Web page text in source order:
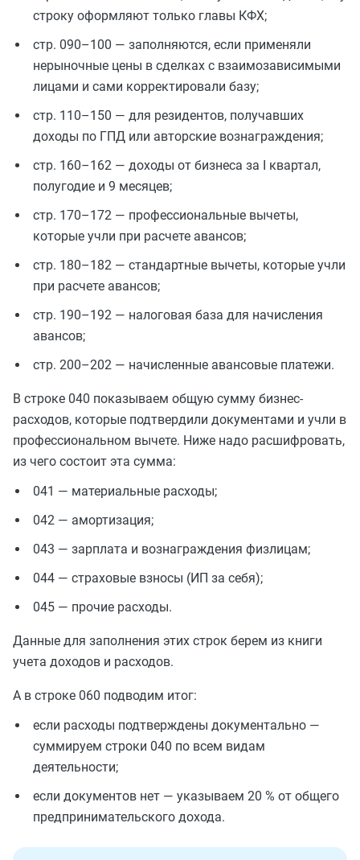
строку оформляют только главы КФХ;
стр. 090–100 — заполняются, если применяли
нерыночные цены в сделках с взаимозависимыми
лицами и сами корректировали базу;
стр. 110–150 — для резидентов, получавших
доходы по ГПД или авторские вознаграждения;
стр. 160–162 — доходы от бизнеса за I квартал,
полугодие и 9 месяцев;
стр. 170–172 — профессиональные вычеты,
которые учли при расчете авансов;
стр. 180–182 — стандартные вычеты, которые учли
при расчете авансов;
стр. 190–192 — налоговая база для начисления
авансов;
стр. 200–202 — начисленные авансовые платежи.
В строке 040 показываем общую сумму бизнес-
расходов, которые подтвердили документами и учли в
профессиональном вычете. Ниже надо расшифровать,
из чего состоит эта сумма:
041 — материальные расходы;
042 — амортизация;
043 — зарплата и вознаграждения физлицам;
044 — страховые взносы (ИП за себя);
045 — прочие расходы.
Данные для заполнения этих строк берем из книги
учета доходов и расходов.
А в строке 060 подводим итог:
если расходы подтверждены документально —
суммируем строки 040 по всем видам
деятельности;
если документов нет — указываем 20 % от общего
предпринимательского дохода.